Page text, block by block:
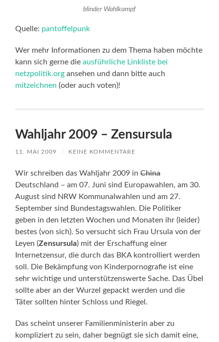
blinder Wahlkampf
Quelle: pantoffelpunk
Wer mehr Informationen zu dem Thema haben möchte
kann sich gerne dieausführliche Linkliste bei
netzpolitik.org ansehen und dann bitte auch
mitzeichnen (oder auch voten)!
Wahljahr 2009 – Zensursula
11. MAI 2009 / KEINE KOMMENTARE
Wir schreiben das Wahljahr 2009 inChina
Deutschland – am 07. Juni sind Europawahlen, am 30.
August sind NRW Kommunalwahlen und am 27.
September sind Bundestagswahlen. Die Politiker
geben in den letzten Wochen und Monaten ihr (leider)
bestes (von sich). So versucht sich Frau Ursula von der
Leyen (Zensursula) mit der Erschaffung einer
Internetzensur, die durch das BKA kontrolliert werden
soll. Die Bekämpfung von Kinderpornografie ist eine
sehr wichtige und unterstützenswerte Sache. Das Übel
sollte aber an der Wurzel gepackt werden und die
Täter sollten hinter Schloss und Riegel.
Das scheint unserer Familienministerin aber zu
kompliziert zu sein, daher begnügt sie sich damit eine,